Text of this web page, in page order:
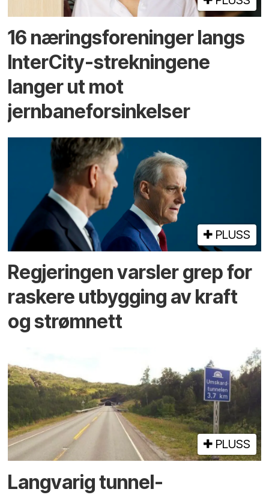
16 næringsforeninger langs
InterCity-strekningene
langer ut mot
jernbaneforsinkelser
PLUSS
Regjeringen varsler grep for
raskere utbygging av kraft
og strømnett
PLUSS
Langvarig tunnel­